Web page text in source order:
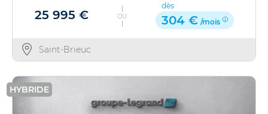
25 995 € OU
dès
304 € /mois
Saint-Brieuc
HYBRIDE